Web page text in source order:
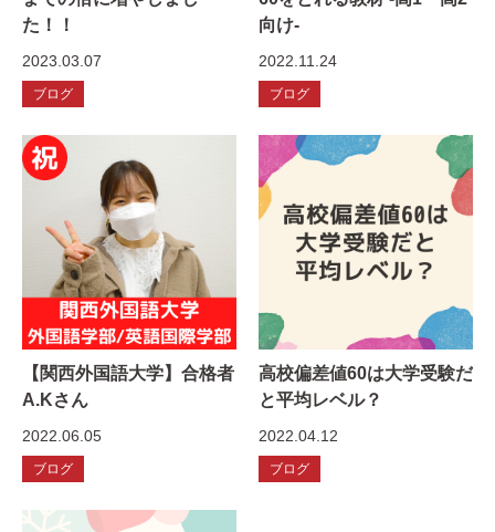
た！！
2023.03.07
ブログ
向け-
2022.11.24
ブログ
【関西外国語大学】合格者
A.Kさん
2022.06.05
ブログ
高校偏差値60は大学受験だ
と平均レベル？
2022.04.12
ブログ